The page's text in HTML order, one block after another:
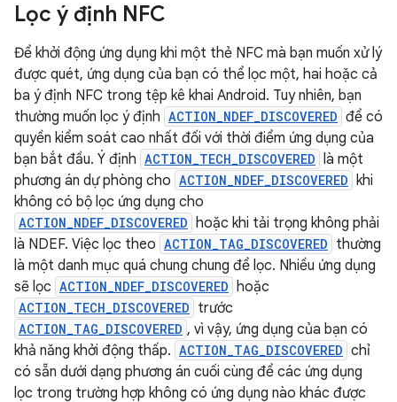
Lọc ý định NFC
Để khởi động ứng dụng khi một thẻ NFC mà bạn muốn xử lý
được quét, ứng dụng của bạn có thể lọc một, hai hoặc cả
ba ý định NFC trong tệp kê khai Android. Tuy nhiên, bạn
thường muốn lọc ý định ACTION_NDEF_DISCOVERED để có
quyền kiểm soát cao nhất đối với thời điểm ứng dụng của
bạn bắt đầu. Ý định ACTION_TECH_DISCOVERED là một
phương án dự phòng cho ACTION_NDEF_DISCOVERED khi
không có bộ lọc ứng dụng cho
ACTION_NDEF_DISCOVERED hoặc khi tải trọng không phải
là NDEF. Việc lọc theo ACTION_TAG_DISCOVERED thường
là một danh mục quá chung chung để lọc. Nhiều ứng dụng
sẽ lọc ACTION_NDEF_DISCOVERED hoặc
ACTION_TECH_DISCOVERED trước
ACTION_TAG_DISCOVERED , vì vậy, ứng dụng của bạn có
khả năng khởi động thấp. ACTION_TAG_DISCOVERED chỉ
có sẵn dưới dạng phương án cuối cùng để các ứng dụng
lọc trong trường hợp không có ứng dụng nào khác được